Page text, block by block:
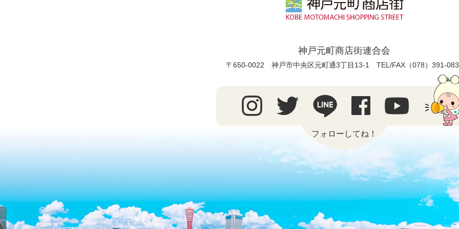
神戸元町商店街連合会
〒650-0022 神戸市中央区元町通3丁目13-1 TEL/FAX（078）391-
フォローしてね！